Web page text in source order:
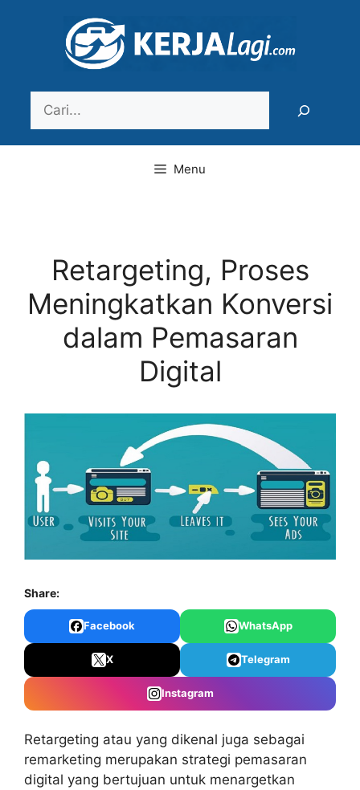
Menu
Retargeting, Proses
Meningkatkan Konversi
dalam Pemasaran
Digital
Share:
Facebook WhatsApp
X Telegram
Instagram
Retargeting atau yang dikenal juga sebagai
remarketing merupakan strategi pemasaran
digital yang bertujuan untuk menargetkan